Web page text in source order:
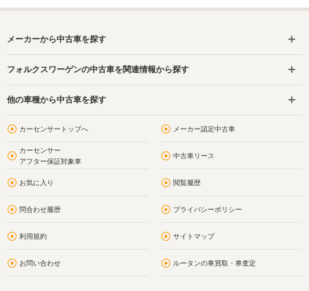
メーカーから中古車を探す
フォルクスワーゲンの中古車を関連情報から探す
他の車種から中古車を探す
カーセンサートップへ メーカー認定中古車
カーセンサー
アフター保証対象車
中古車リース
お気に入り 閲覧履歴
問合わせ履歴 プライバシーポリシー
利用規約 サイトマップ
お問い合わせ ルータンの車買取・車査定